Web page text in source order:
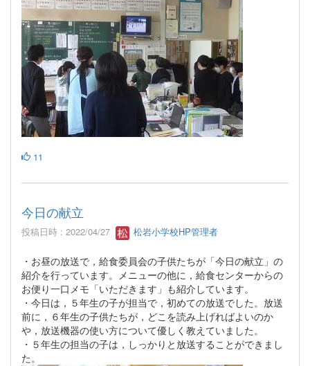
11
今日の献立
投稿日時 : 2022/04/27 松岩小学校HP管理者
・お昼の放送で，給食委員会の子供たちが「今日の献立」の
紹介を行っています。メニューの他に，給食センターからの
お便り一口メモ「いただきます」も紹介しています。
・今日は，５年生の子が担当で，初めての放送でした。放送
前に，６年生の子供たちが，どこを読み上げればよいのか
や，放送機器の使い方について優しく教えていました。
・５年生の担当の子は，しっかりと放送することができまし
た。